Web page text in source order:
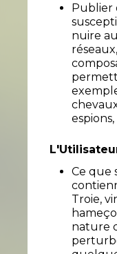
Publier
nuire
Ce que
Troie,
nature